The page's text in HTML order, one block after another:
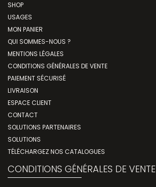
SHOP
USAGES
MON PANIER
QUI SOMMES-NOUS ?
MENTIONS LÉGALES
CONDITIONS GÉNÉRALES DE VENTE
PAIEMENT SÉCURISÉ
LIVRAISON
ESPACE CLIENT
CONTACT
SOLUTIONS PARTENAIRES
SOLUTIONS
TÉLÉCHARGEZ NOS CATALOGUES
CONDITIONS GÉNÉRALES DE VENTE